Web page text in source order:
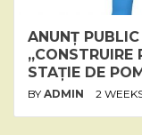
ANUNȚ
„CONSTRUIRE
STAȚIE DE
BY ADMIN 2